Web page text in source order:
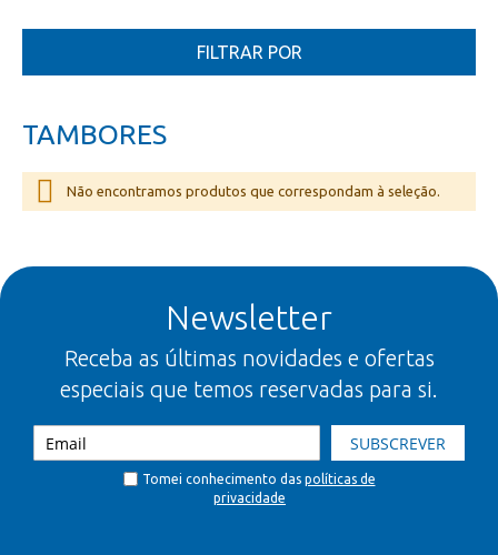
TAMBORES
Não encontramos produtos que correspondam à seleção.
FILTRAR POR
Newsletter
Receba as últimas novidades e ofertas
especiais que temos reservadas para si.
SUBSCREVER
Tomei conhecimento das políticas de
privacidade